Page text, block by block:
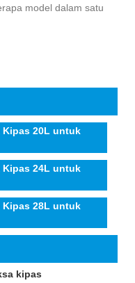
model dalam satu
Kipas 20L untuk
Kipas 24L untuk
Kipas 28L untuk
kipas